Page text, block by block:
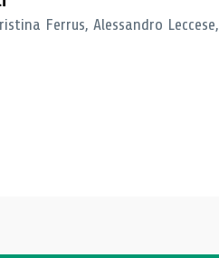
Ferrus, Alessandro Leccese,